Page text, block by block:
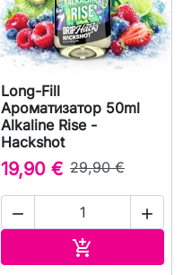
Long-Fill
Ароматизатор 50ml
Alkaline Rise -
Hackshot
19,90 € 29,90 €
 
